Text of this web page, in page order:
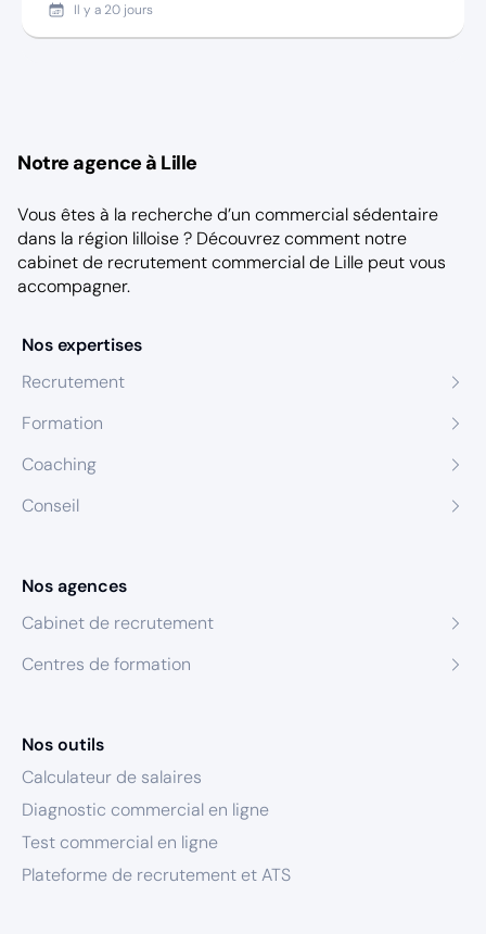
Il y a 20 jours
Notre agence à Lille
Vous êtes à la recherche d’un commercial sédentaire
dans la région lilloise ? Découvrez comment notre
cabinet de recrutement commercial de Lille peut vous
accompagner.
Nos expertises
Recrutement
Formation
Coaching
Conseil
Nos agences
Cabinet de recrutement
Centres de formation
Nos outils
Calculateur de salaires
Diagnostic commercial en ligne
Test commercial en ligne
Plateforme de recrutement et ATS